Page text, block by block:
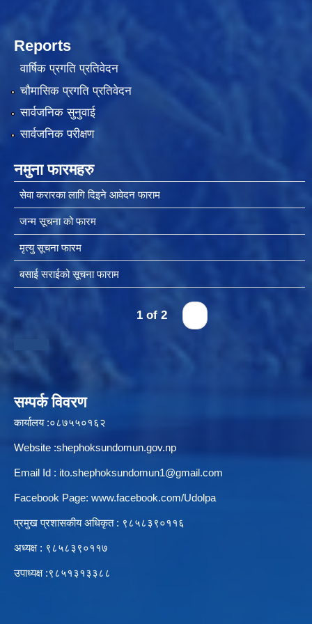
Reports
वार्षिक प्रगति प्रतिवेदन
चौमासिक प्रगति प्रतिवेदन
सार्वजनिक सुनुवाई
सार्वजनिक परीक्षण
नमुना फारमहरु
सेवा करारका लागि दिइने आवेदन फाराम
जन्म सूचना को फारम
मृत्यु सूचना फारम
बसाई सराईको सूचना फाराम
1 of 2
सम्पर्क विवरण
कार्यालय :०८७५५०१६२
Website :shephoksundomun.gov.np
Email Id : ito.shephoksundomun1@gmail.com
Facebook Page: www.facebook.com/Udolpa
प्रमुख प्रशासकीय अधिकृत : ९८५८३९०११६‍
अध्यक्ष : ९८५८३९०११७
उपाध्यक्ष :९८५१३१३३८८